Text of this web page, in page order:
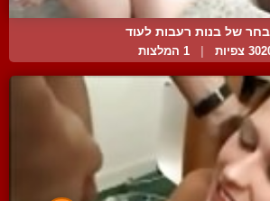
של בנות רעבות לעוד
צפיות 1 המלצות